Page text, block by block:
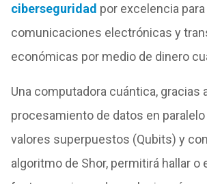
ciberseguridad por excelencia
comunicaciones electrónicas y
económicas por medio de dinero
Una computadora cuántica, gracias
procesamiento de datos en
valores superpuestos (Qubits) y
algoritmo de Shor, permitirá hallar o